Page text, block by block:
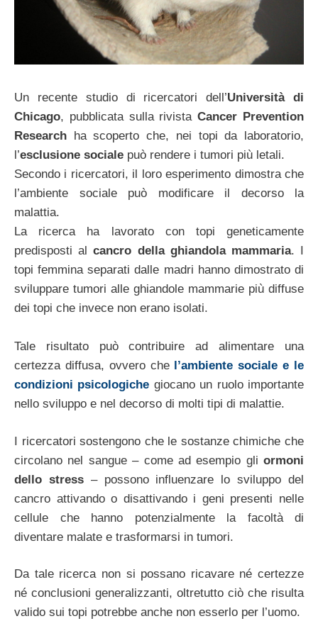
Un recente studio di ricercatori dell’Università di
Chicago, pubblicata sulla rivistaCancer Prevention
Research ha scoperto che, nei topi da laboratorio,
l’esclusione sociale può rendere i tumori più letali.
Secondo i ricercatori, il loro esperimento dimostra che
l’ambiente sociale può modificare il decorso la
malattia.
La ricerca ha lavorato con topi geneticamente
predisposti alcancro della ghiandola mammaria. I
topi femmina separati dalle madri hanno dimostrato di
sviluppare tumori alle ghiandole mammarie più diffuse
dei topi che invece non erano isolati.
Tale risultato può contribuire ad alimentare una
certezza diffusa, ovvero che l’ambiente sociale e le
condizioni psicologiche giocano un ruolo importante
nello sviluppo e nel decorso di molti tipi di malattie.
I ricercatori sostengono che le sostanze chimiche che
circolano nel sangue – come ad esempio gli ormoni
dello stress– possono influenzare lo sviluppo del
cancro attivando o disattivando i geni presenti nelle
cellule che hanno potenzialmente la facoltà di
diventare malate e trasformarsi in tumori.
Da tale ricerca non si possano ricavare né certezze
né conclusioni generalizzanti, oltretutto ciò che risulta
valido sui topi potrebbe anche non esserlo per l’uomo.